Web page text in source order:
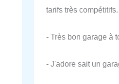
tarifs très compétitifs.
- Très bon garage à
- J'adore sait un